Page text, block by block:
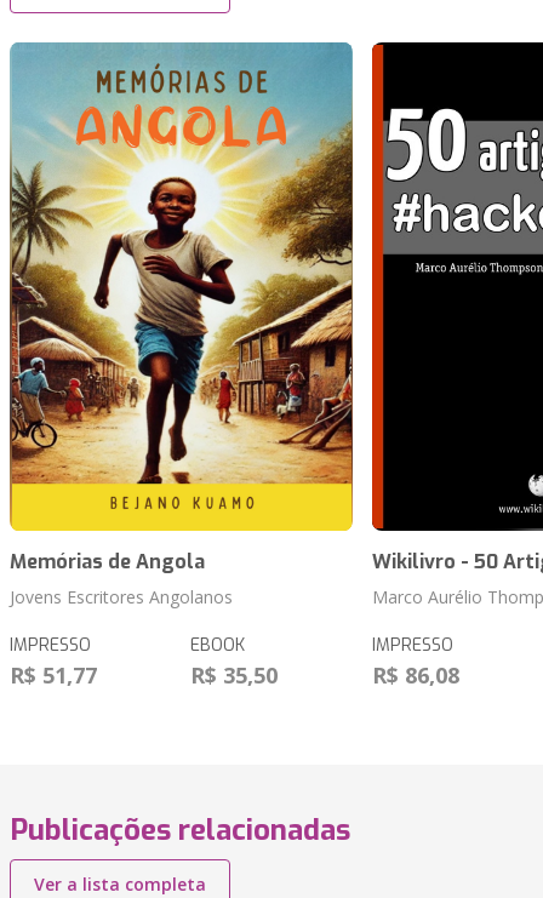
Memórias de Angola
Jovens Escritores Angolanos
IMPRESSO
R$ 51,77
EBOOK
R$ 35,50
Wikilivro - 50
Marco Aurélio
IMPRESSO
R$ 86,08
Publicações relacionadas
Ver a lista completa